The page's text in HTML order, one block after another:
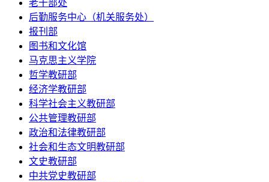
老干部处
后勤服务中心（机关服务处）
报刊部
图书和文化馆
马克思主义学院
哲学教研部
经济学教研部
科学社会主义教研部
公共管理教研部
政治和法律教研部
社会和生态文明教研部
文史教研部
中共党史教研部